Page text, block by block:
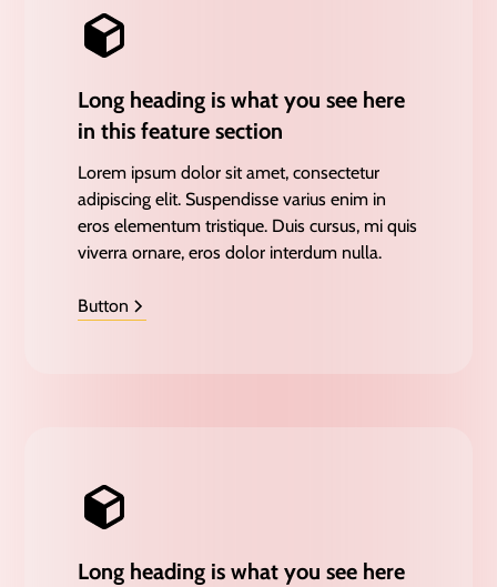
Long heading is what you see here
in this feature section
Lorem ipsum dolor sit amet, consectetur
adipiscing elit. Suspendisse varius enim in
eros elementum tristique. Duis cursus, mi quis
viverra ornare, eros dolor interdum nulla.
Button
Long heading is what you see here